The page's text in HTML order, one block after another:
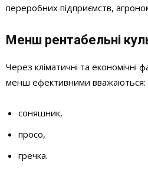
переробних підприємств,
Менш рентабельні
Через кліматичні та економічні
менш ефективними вважаються:
соняшник,
просо,
гречка.